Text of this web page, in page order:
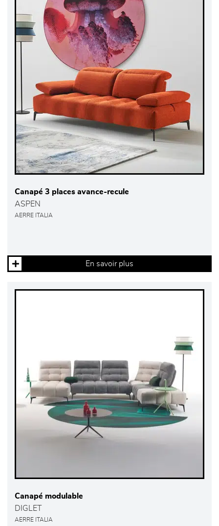
Canapé 3 places avance-recule
ASPEN
AERRE ITALIA
En savoir plus
Canapé modulable
DIGLET
AERRE ITALIA